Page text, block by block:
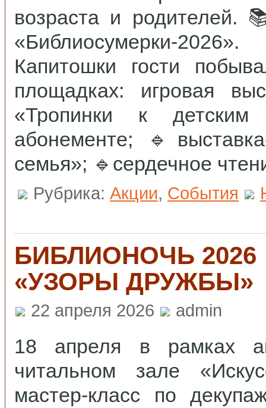
возраста и родителей.
Капитошки гости
площадках: игровая
«Тропинки к
абонементе;
семья»; 🔹сердечное
Рубрика: Акции, События
БИБЛИОНОЧЬ
«УЗОРЫ ДРУЖБЫ»
22 апреля 2026 admin
18 апреля в рамках
читальном зале
мастер‑класс по